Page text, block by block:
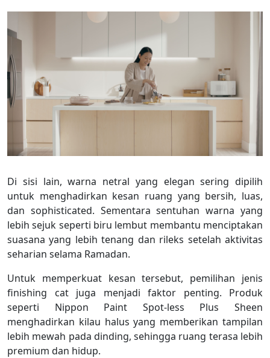
Di sisi lain, warna netral yang elegan sering dipilih
untuk menghadirkan kesan ruang yang bersih, luas,
dan sophisticated. Sementara sentuhan warna yang
lebih sejuk seperti biru lembut membantu menciptakan
suasana yang lebih tenang dan rileks setelah aktivitas
seharian selama Ramadan.
Untuk memperkuat kesan tersebut, pemilihan jenis
finishing cat juga menjadi faktor penting. Produk
seperti Nippon Paint Spot-less Plus Sheen
menghadirkan kilau halus yang memberikan tampilan
lebih mewah pada dinding, sehingga ruang terasa lebih
premium dan hidup.